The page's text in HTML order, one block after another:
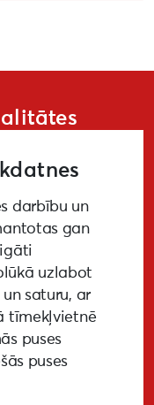
LKA PĒTĪJUMS
darbību un
gan
uzlabot
saturu, ar
tīmekļvietnē
puses
puses